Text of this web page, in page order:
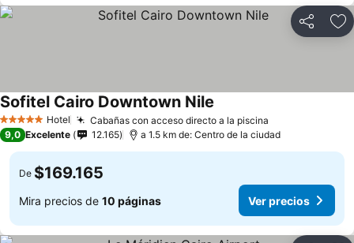
Compartir
5 Estrellas Hotel Cabañas con acceso directo a la piscina
Sofitel Cairo Downtown Nile
9,0 Excelente 12.165 a 1.5 km de: Centro de la ciudad
De $169.165
Mira precios de 10 páginas Ver precios